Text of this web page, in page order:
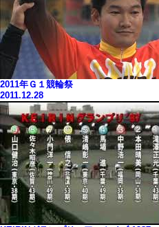
2011年Ｇ１競輪祭
2011.12.28